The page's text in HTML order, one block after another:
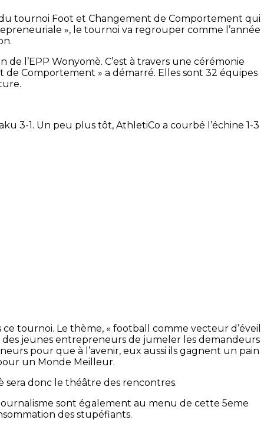
du tournoi Foot et Changement de Comportement qui
», le tournoi va regrouper comme l’année
de l’EPP Wonyomè. C’est à travers une cérémonie
Comportement » a démarré. Elles sont 32 équipes
3-1. Un peu plus tôt, AthletiCo a courbé l’échine 1-3
tournoi. Le thème, « football comme vecteur d’éveil
jeunes entrepreneurs de jumeler les demandeurs
pour que à l’avenir, eux aussi ils gagnent un pain
un Monde Meilleur.
sera donc le théâtre des rencontres.
sont également au menu de cette 5eme
des stupéfiants.